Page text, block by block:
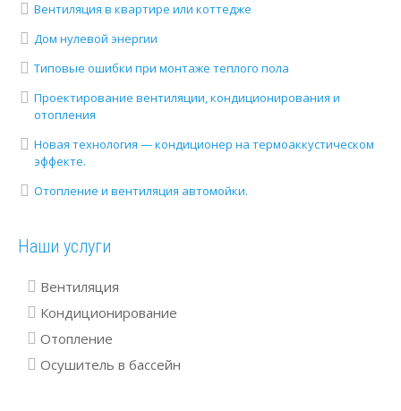
Вентиляция в квартире или коттедже
Дом нулевой энергии
Типовые ошибки при монтаже теплого пола
Проектирование вентиляции, кондиционирования и
отопления
Новая технология — кондиционер на термоаккустическом
эффекте.
Отопление и вентиляция автомойки.
Наши услуги
Вентиляция
Кондиционирование
Отопление
Осушитель в бассейн